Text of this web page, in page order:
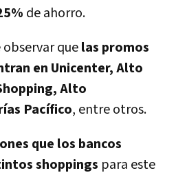
de ahorro.
observar quelas promos
en Unicenter, Alto
Alto
Pacífico, entre otros.
que los bancos
shoppings para este